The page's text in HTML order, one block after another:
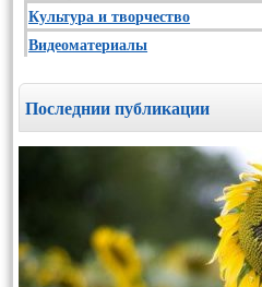
Культура и творчество
Видеоматериалы
Последнии публикации